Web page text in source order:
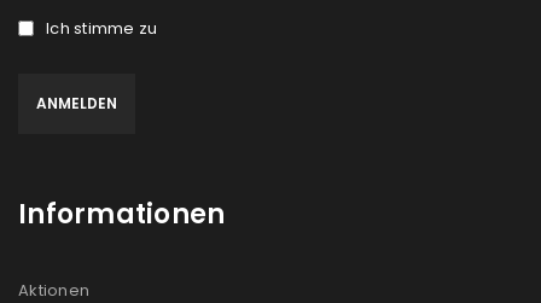
Ich stimme zu
Informationen
Aktionen